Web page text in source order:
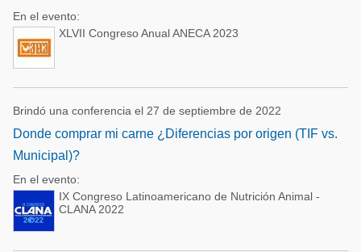
En el evento:
XLVII Congreso Anual ANECA 2023
Brindó una conferencia el 27 de septiembre de 2022
Donde comprar mi carne ¿Diferencias por origen (TIF vs.
Municipal)?
En el evento:
IX Congreso Latinoamericano de Nutrición Animal -
CLANA 2022